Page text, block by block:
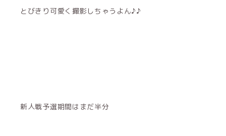
とびきり可愛く撮影しちゃうよん♪♪
新人戦予選期間はまだ半分